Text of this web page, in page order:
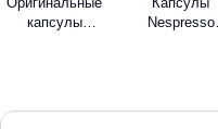
капсулы
Nespresso